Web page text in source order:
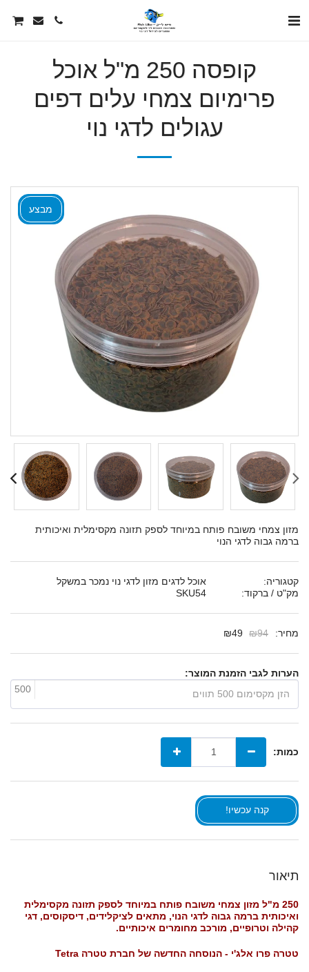
קופסה 250 מ"ל אוכל
פרימיום צמחי עלים דפים
עגולים לדגי נוי
מבצע
מזון צמחי משובח פותח במיוחד לספק תזונה מקסימלית ואיכותית
ברמה גבוה לדגי הנוי
קטגוריה:
אוכל לדגים מזון לדגי נוי נמכר במשקל
מק"ט / ברקוד:
מחיר: ₪94
₪49
הערות לגבי הזמנת המוצר:
500
כמות:
קנה עכשיו!
תיאור
250 מ"ל מזון צמחי משובח פותח במיוחד לספק תזונה מקסימלית
ואיכותית ברמה גבוה לדגי הנוי, מתאים לציקלידים, דיסקוסים, דגי
קהילה וטרופיים, מורכב מחומרים איכותיים.
טטרה פרו אלג'י - הנוסחה החדשה של חברת טטרה Tetra